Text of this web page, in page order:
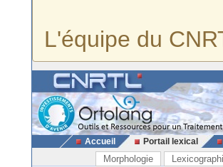
L'équipe du
Accueil Portail lexical
Morphologie